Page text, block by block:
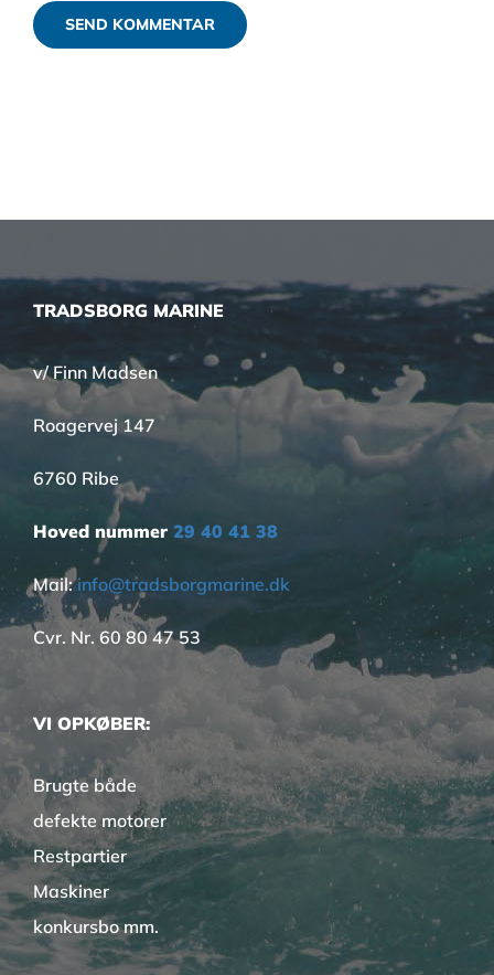
TRADSBORG MARINE
v/ Finn Madsen
Roagervej 147
6760 Ribe
Hoved nummer 29 40 41 38
Mail:info@tradsborgmarine.dk
Cvr. Nr. 60 80 47 53
VI OPKØBER:
Brugte både
defekte motorer
Restpartier
Maskiner
konkursbo mm.